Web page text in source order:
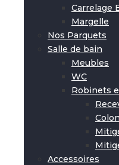
Carrelage
Margelle
Nos Parquets
Salle de bain
Meubles
WC
Robinets
Accessoires